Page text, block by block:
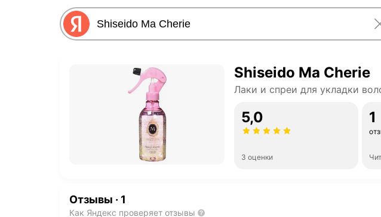
Shiseido Ma Cherie
Лаки и спреи для укладки
5,0
3 оценки
1
Отзывы · 1
Как Яндекс проверяет отзывы